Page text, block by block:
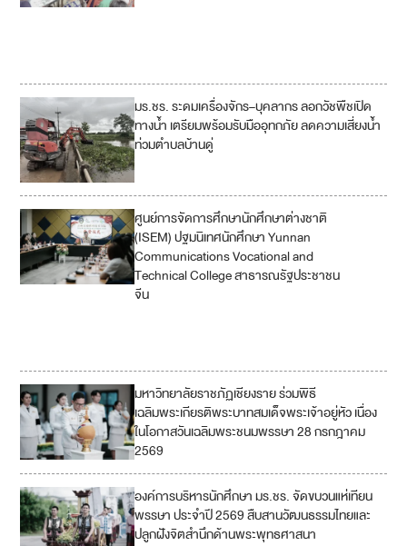
มร.ชร. ระดมเครื่องจักร–บุคลากร ลอกวัชพืชเปิด
ทางน้ำ เตรียมพร้อมรับมืออุทกภัย ลดความเสี่ยงน้ำ
ท่วมตำบลบ้านดู่
ศูนย์การจัดการศึกษานักศึกษาต่างชาติ
(ISEM) ปฐมนิเทศนักศึกษา Yunnan
Communications Vocational and
Technical College สาธารณรัฐประชาชน
จีน
มหาวิทยาลัยราชภัฏเชียงราย ร่วมพิธี
เฉลิมพระเกียรติพระบาทสมเด็จพระเจ้าอยู่หัว เนื่อง
ในโอกาสวันเฉลิมพระชนมพรรษา 28 กรกฎาคม
2569
องค์การบริหารนักศึกษา มร.ชร. จัดขบวนแห่เทียน
พรรษา ประจำปี 2569 สืบสานวัฒนธรรมไทยและ
ปลูกฝังจิตสำนึกด้านพระพุทธศาสนา